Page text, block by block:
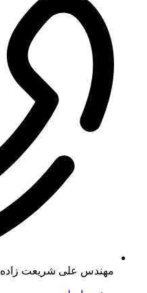
مهندس علی شریعت زاده 09109359082 - 09307027640